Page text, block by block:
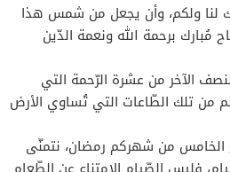
لنا ولكم، وأن يجعل من شمس هذا
مُبارك برحمة الله ونعمة الدّين
الآخر من عشرة الرّحمة التي
من تلك الطّاعات التي تُساوي الأرض
الخامس من شهركم رمضان، نتمنّى